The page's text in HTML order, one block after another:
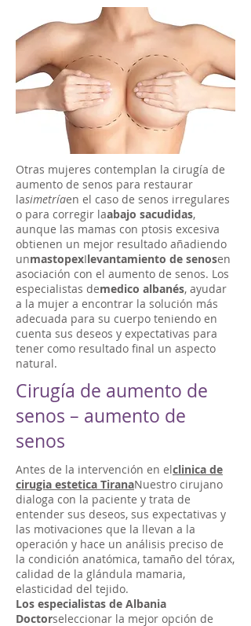
Otras mujeres contemplan la cirugía de
aumento de senos para restaurar
lasimetríaen el caso de senos irregulares
o para corregir laabajo sacudidas,
aunque las mamas con ptosis excesiva
obtienen un mejor resultado añadiendo
unmastopexIlevantamiento de senosen
asociación con el aumento de senos. Los
especialistas demedico albanés, ayudar
a la mujer a encontrar la solución más
adecuada para su cuerpo teniendo en
cuenta sus deseos y expectativas para
tener como resultado final un aspecto
natural.
Cirugía de aumento de
senos – aumento de
senos
Antes de la intervención en elclinica de
cirugia estetica TiranaNuestro cirujano
dialoga con la paciente y trata de
entender sus deseos, sus expectativas y
las motivaciones que la llevan a la
operación y hace un análisis preciso de
la condición anatómica, tamaño del tórax,
calidad de la glándula mamaria,
elasticidad del tejido.
Los especialistas de Albania
Doctorseleccionar la mejor opción de